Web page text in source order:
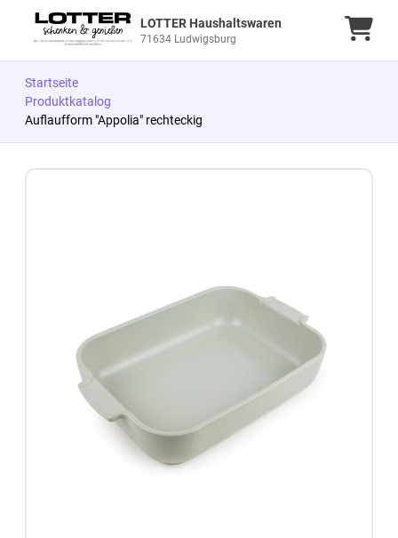
LOTTER Haushaltswaren
71634 Ludwigsburg
Startseite
Produktkatalog
Auflaufform "Appolia" rechteckig